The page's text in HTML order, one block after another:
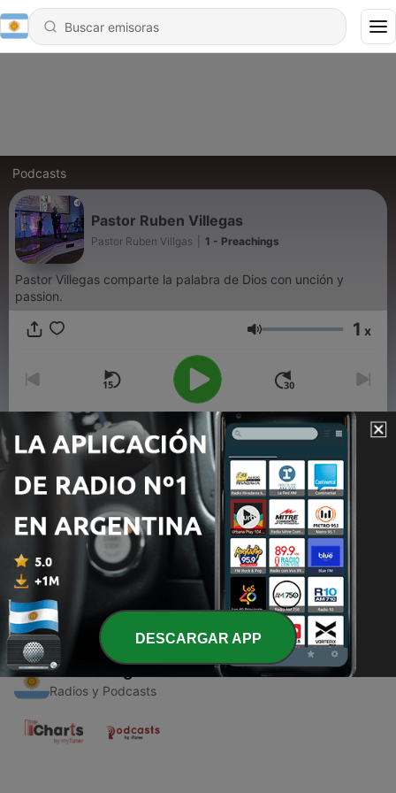
Podcasts
Pastor Ruben Villegas
Pastor Ruben Villgas 1 - Preachings
Pastor Villegas comparte la palabra de Dios con unción y
passion.
Volumen 1 x
00:00
Episodios
1 - Preachings
07 abr. 2019
Radios Argentinas
Radios y Podcasts
DESCARGAR APP